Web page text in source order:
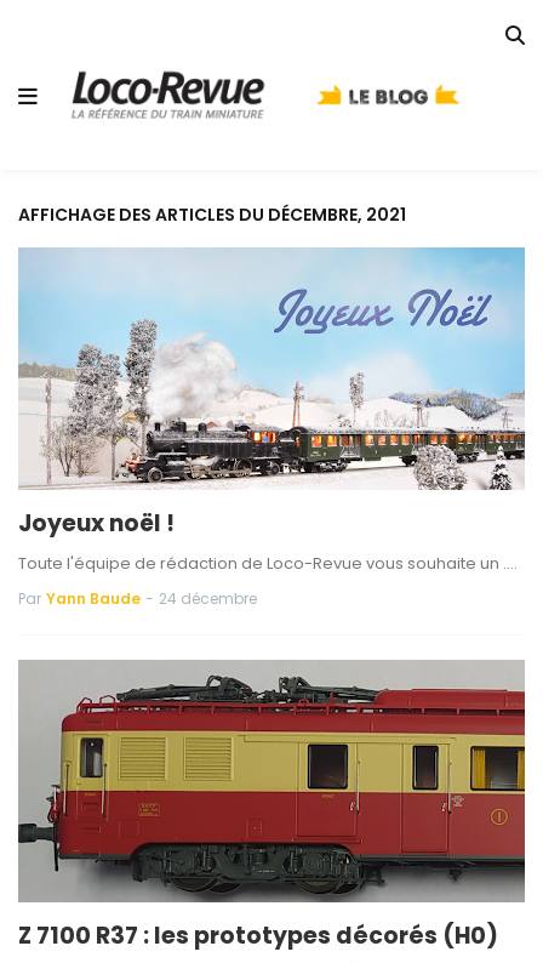
AFFICHAGE DES ARTICLES DU DÉCEMBRE, 2021
Joyeux noël !
Toute l'équipe de rédaction de Loco-Revue vous souhaite un ....
Par Yann Baude - 24 décembre
Z 7100 R37 : les prototypes décorés (H0)